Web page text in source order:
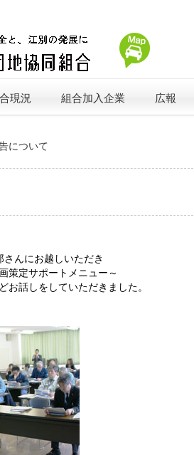
現況 組合加入企業 広報
について
んにお越しいただき
策定サポートメニュー～
お話しをしていただきました。